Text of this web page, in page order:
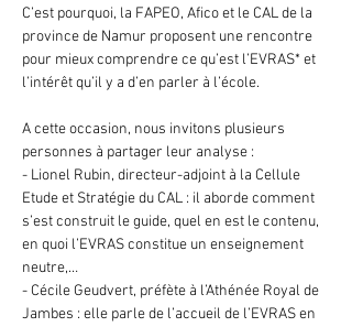
C’est pourquoi, la FAPEO, Afico et le CAL de la
province de Namur proposent une rencontre
pour mieux comprendre ce qu’est l’EVRAS* et
l’intérêt qu’il y a d’en parler à l’école.
A cette occasion, nous invitons plusieurs
personnes à partager leur analyse :
- Lionel Rubin, directeur-adjoint à la Cellule
Etude et Stratégie du CAL : il aborde comment
s’est construit le guide, quel en est le contenu,
en quoi l’EVRAS constitue un enseignement
neutre,…
- Cécile Geudvert, préfète à l’Athénée Royal de
Jambes : elle parle de l’accueil de l’EVRAS en